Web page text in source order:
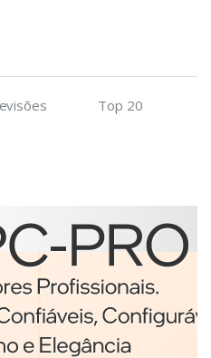
Top 20
Etiquetas
Brother BCS-1J074102-121
etiqueta para impressão
Branco
€98,75